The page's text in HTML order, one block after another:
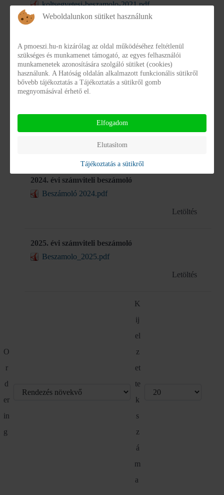
koltsegvetesi-beszamolo-2021.pdf
2022. évi számviteli beszámoló
koltsegvetesi-beszamolo-2022.pdf
2023. évi számviteli beszámoló
2023 ves kltsgvetsi beszmol.pdf
2024. évi számviteli beszámoló
Beszámoló 2024.pdf
Letöltés
2025. évi számviteli beszámoló
Beszamolo_2025.pdf
Letöltés
O
r
d
er
in
g
K
ij
el
z
et
te
k
s
z
á
m
a
Weboldalunkon sütiket használunk
A pmoeszi.hu-n kizárólag az oldal működéséhez feltétlenül
szükséges és munkamenet támogató, az egyes felhasználói
munkamenetek azonosítására szolgáló sütiket (cookies)
használunk. A Hatóság oldalán alkalmazott funkcionális sütikről
bővebb tájékoztatás a Tájékoztatás a sütikről gomb
megnyomásával érhető el.
Elfogadom
Elutasítom
Tájékoztatás a sütikről